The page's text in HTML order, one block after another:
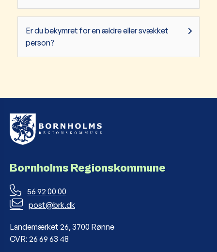
Er du bekymret for en ældre eller svækket
person?
Bornholms Regionskommune
56 92 00 00
post@brk.dk
Landemærket 26, 3700 Rønne
CVR: 26 69 63 48